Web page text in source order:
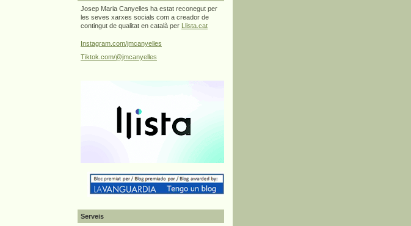
Josep Maria Canyelles ha estat reconegut per
les seves xarxes socials com a creador de
contingut de qualitat en català per
Llista.cat
Instagram.com/jmcanyelles
Tiktok.com/@jmcanyelles
Serveis